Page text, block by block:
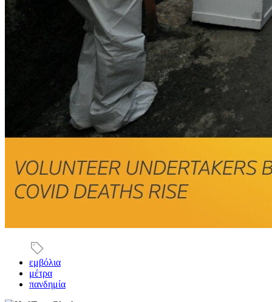
εμβόλια
μέτρα
πανδημία